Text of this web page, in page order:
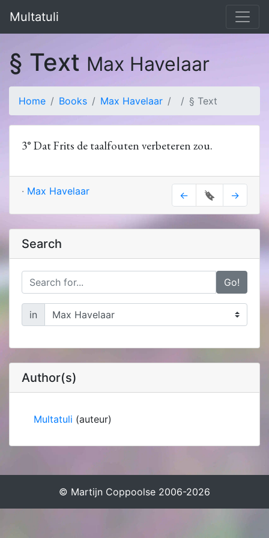
Multatuli
§ Text Max Havelaar
Home Books Max Havelaar § Text
3° Dat Frits de taalfouten verbeteren zou.
· Max Havelaar ← 🔖 →
Search
Go!
in
Author(s)
Multatuli (auteur)
© Martijn Coppoolse 2006-2026